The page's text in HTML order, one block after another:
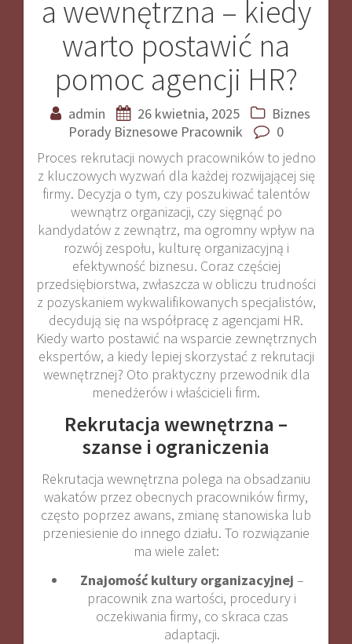
a wewnętrzna – kiedy
warto postawić na
pomoc agencji HR?
admin 26 kwietnia, 2025
Biznes
Porady Biznesowe Pracownik
0
Proces rekrutacji nowych pracowników to jedno
z kluczowych wyzwań dla każdej rozwijającej się
firmy. Decyzja o tym, czy poszukiwać talentów
wewnątrz organizacji, czy sięgnąć po
kandydatów z zewnątrz, ma ogromny wpływ na
rozwój zespołu, kulturę organizacyjną i
efektywność biznesu. Coraz częściej
przedsiębiorstwa, zwłaszcza w obliczu trudności
z pozyskaniem wykwalifikowanych specjalistów,
decydują się na współpracę z agencjami HR.
Kiedy warto postawić na wsparcie zewnętrznych
ekspertów, a kiedy lepiej skorzystać z rekrutacji
wewnętrznej? Oto praktyczny przewodnik dla
menedżerów i właścicieli firm.
Rekrutacja wewnętrzna –
szanse i ograniczenia
Rekrutacja wewnętrzna polega na obsadzaniu
wakatów przez obecnych pracowników firmy,
często poprzez awans, zmianę stanowiska lub
przeniesienie do innego działu. To rozwiązanie
ma wiele zalet:
Znajomość kultury organizacyjnej –
pracownik zna wartości, procedury i
oczekiwania firmy, co skraca czas
adaptacji.
wpisu